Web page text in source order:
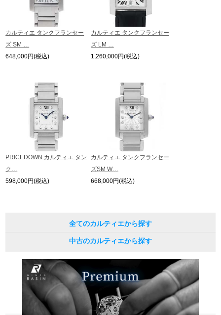
カルティエ タンクフランセー
ズ SM …
648,000円(税込)
PRICEDOWN カルティエ タン
ク…
598,000円(税込)
カルティエ タンクフランセー
ズ LM …
1,260,000円(税込)
カルティエ タンクフランセー
ズSM W…
668,000円(税込)
全てのカルティエから探す
中古のカルティエから探す
※アンティーク品やユーズド品の場合、外装および内部機械に代替部品を使用
している場合がございます。
※表示の定価は、入荷時の価格となっております。
現在の定価と異なる場合がございますのでご了承くださいませ。